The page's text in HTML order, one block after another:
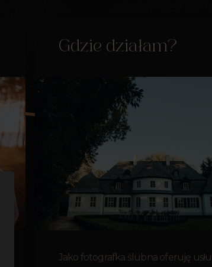
Gdzie działam?
Jako fotografka ślubna oferuję